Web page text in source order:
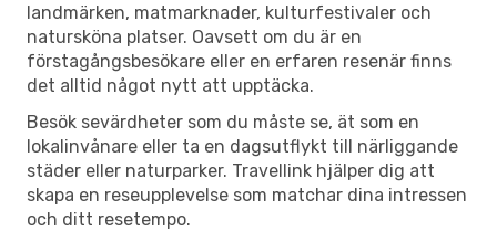
landmärken, matmarknader, kulturfestivaler och
natursköna platser. Oavsett om du är en
förstagångsbesökare eller en erfaren resenär finns
det alltid något nytt att upptäcka.
Besök sevärdheter som du måste se, ät som en
lokalinvånare eller ta en dagsutflykt till närliggande
städer eller naturparker. Travellink hjälper dig att
skapa en reseupplevelse som matchar dina intressen
och ditt resetempo.